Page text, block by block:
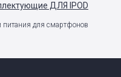
ДЛЯ IPOD
питания для смартфонов